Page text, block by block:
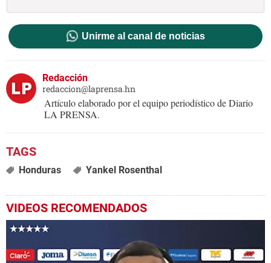
Unirme al canal de noticias
Redacción
redaccion@laprensa.hn
Artículo elaborado por el equipo periodístico de Diario
LA PRENSA.
Honduras Yankel Rosenthal
VIDEOS RECOMENDADOS